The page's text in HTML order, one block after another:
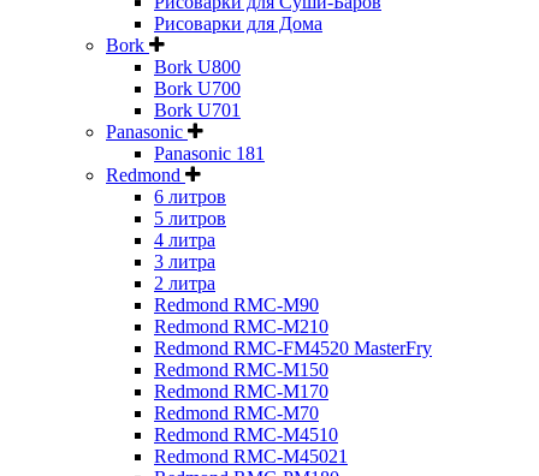
Рисоварки для Дома
Bork
Bork U800
Bork U700
Bork U701
Panasonic
Panasonic 181
Redmond
6 литров
5 литров
4 литра
3 литра
2 литра
Redmond RMC-M90
Redmond RMC-M210
Redmond RMC-FM4520 MasterFry
Redmond RMC-M150
Redmond RMC-M170
Redmond RMC-M70
Redmond RMC-M4510
Redmond RMC-M45021